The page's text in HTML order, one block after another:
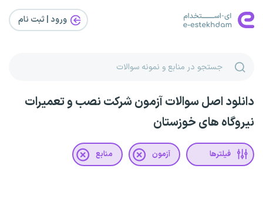
ورود | ثبت‌ نام
دانلود اصل سوالات آزمون شرکت نصب و تعمیرات
نیروگاه های خوزستان
فیلترها آزمون منابع